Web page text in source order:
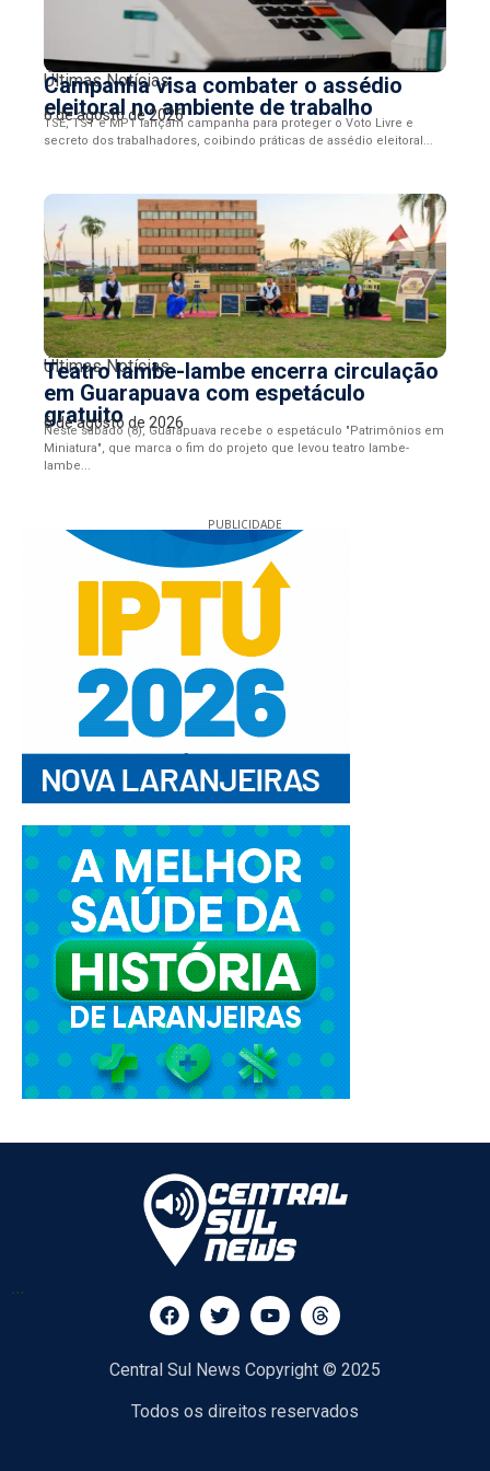
Últimas Notícias
Campanha visa combater o assédio
eleitoral no ambiente de trabalho
6 de agosto de 2026
TSE, TST e MPT lançam campanha para proteger o Voto Livre e
secreto dos trabalhadores, coibindo práticas de assédio eleitoral...
Últimas Notícias
Teatro lambe-lambe encerra circulação
em Guarapuava com espetáculo
gratuito
6 de agosto de 2026
Neste sábado (8), Guarapuava recebe o espetáculo "Patrimônios em
Miniatura", que marca o fim do projeto que levou teatro lambe-
lambe...
PUBLICIDADE
...
Central Sul News Copyright © 2025
Todos os direitos reservados